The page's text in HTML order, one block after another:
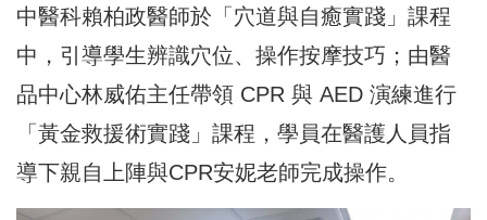
中醫科賴柏政醫師於「穴道與自癒實踐」課程
中，引導學生辨識穴位、操作按摩技巧；由醫
品中心林威佑主任帶領 CPR 與 AED 演練進行
「黃金救援術實踐」課程，學員在醫護人員指
導下親自上陣與CPR安妮老師完成操作。